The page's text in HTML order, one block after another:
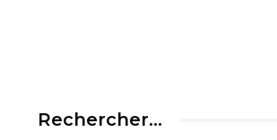
Rechercher…